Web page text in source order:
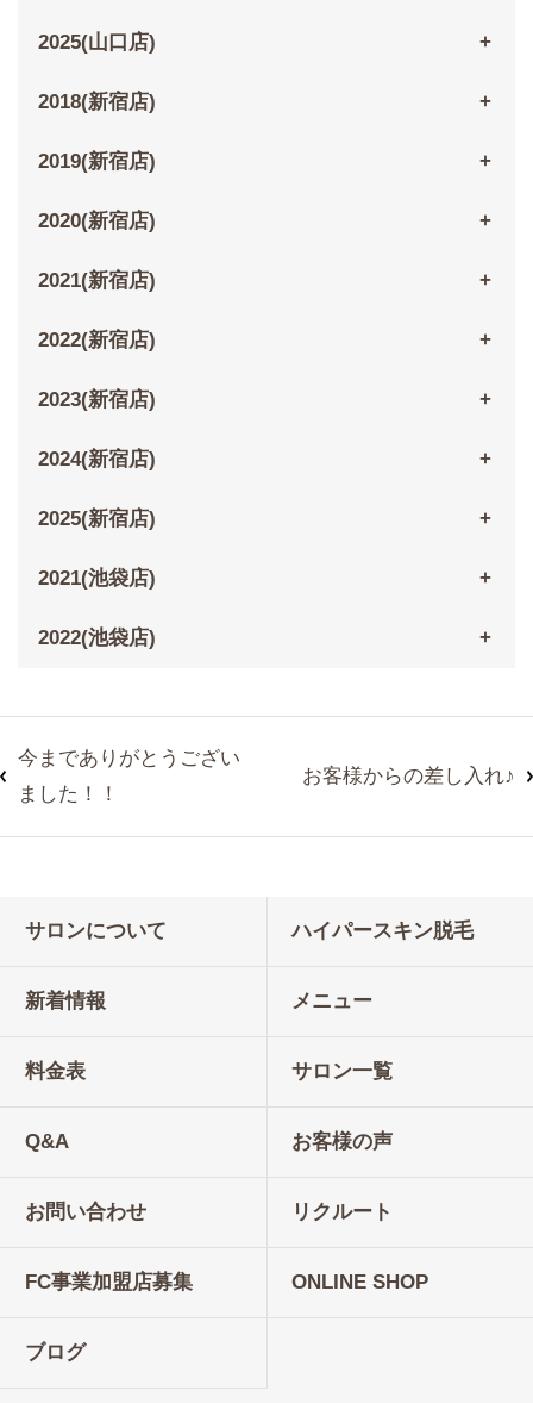
2025(山口店)
2018(新宿店)
2019(新宿店)
2020(新宿店)
2021(新宿店)
2022(新宿店)
2023(新宿店)
2024(新宿店)
2025(新宿店)
2021(池袋店)
2022(池袋店)
今までありがとうござい
ました！！
お客様からの差し入れ♪
サロンについて ハイパースキン脱毛
新着情報 メニュー
料金表 サロン一覧
Q&A お客様の声
お問い合わせ リクルート
FC事業加盟店募集 ONLINE SHOP
ブログ